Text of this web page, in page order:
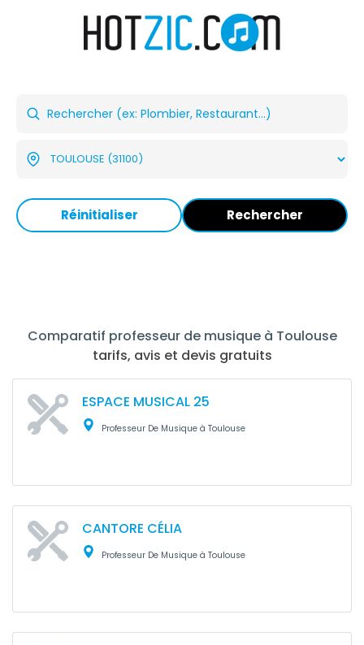
Réinitialiser Rechercher
Comparatif professeur de musique à Toulouse
tarifs, avis et devis gratuits
ESPACE MUSICAL 25
Professeur De Musique à Toulouse
CANTORE CÉLIA
Professeur De Musique à Toulouse